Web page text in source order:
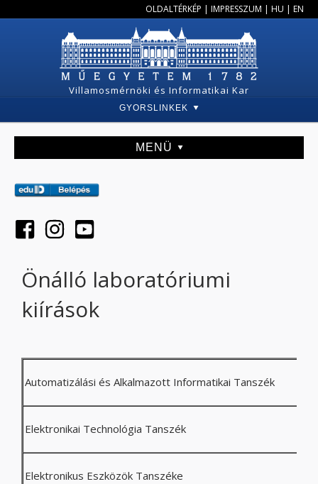
OLDALTÉRKÉP | IMPRESSZUM | HU | EN
Villamosmérnöki és Informatikai Kar
GYORSLINKEK
MENÜ
Önálló laboratóriumi
kiírások
Automatizálási és Alkalmazott Informatikai Tanszék
Elektronikai Technológia Tanszék
Elektronikus Eszközök Tanszéke